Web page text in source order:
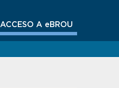
ACCESO A eBROU